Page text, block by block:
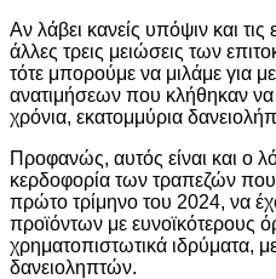
Αν λάβει κανείς υπόψιν και τις
άλλες τρεις μειώσεις των
τότε μπορούμε να μιλάμε για
ανατιμήσεων που κλήθηκαν
χρόνια, εκατομμύρια
Προφανώς, αυτός είναι και ο
κερδοφορία των τραπεζών
πρώτο τρίμηνο του 2024, να
προϊόντων με ευνοϊκότερους
χρηματοπιστωτικά ιδρύματα,
δανειοληπτών.